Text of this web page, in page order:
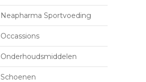
Neapharma Sportvoeding
Occassions
Onderhoudsmiddelen
Schoenen